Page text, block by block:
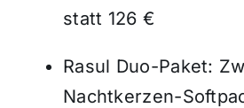
statt 126 €
Rasul Duo-Paket:
Nachtkerzen-